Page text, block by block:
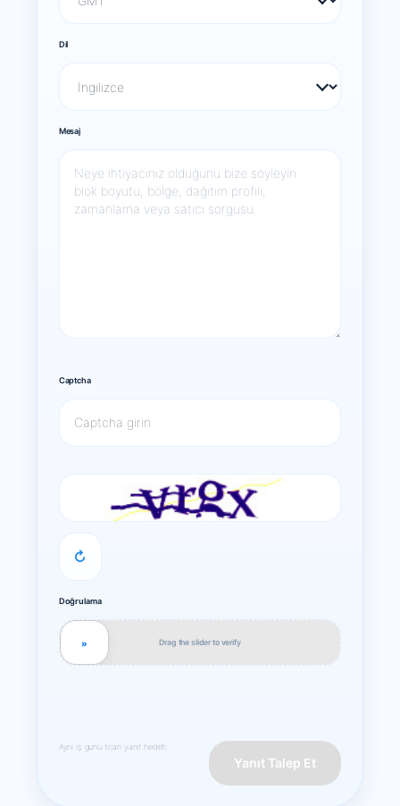
Dil
Mesaj
Captcha
↻
Doğrulama
Drag the slider to verify
»
Aynı iş günü ticari yanıt hedefi.
Yanıt Talep Et